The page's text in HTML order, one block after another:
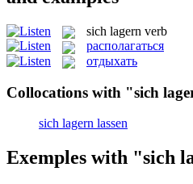
sich lagern verb
располагаться
отдыхать
Collocations with "sich
sich lagern lassen
Exemples with "sich